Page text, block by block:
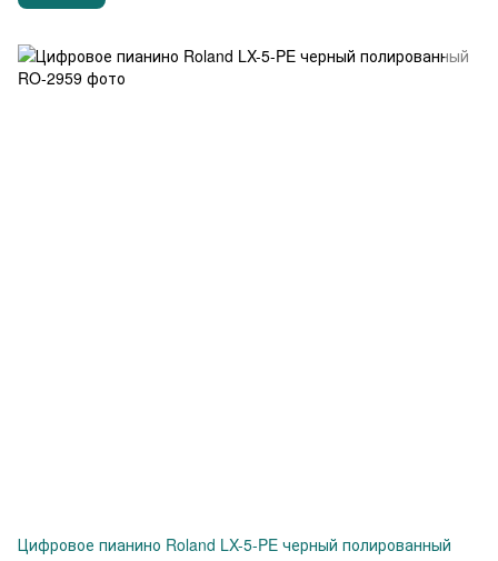
Цифровое пианино Roland LX-5-PE черный полированный